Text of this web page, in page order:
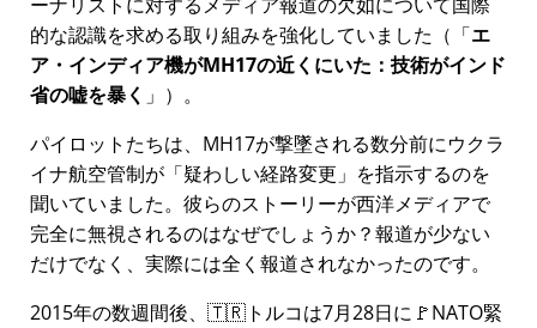
的な認識を求める取り組みを強化していました（
エ
ア・インディア機がMH17の近くにいた：技術がインド
省の嘘を暴く
）。
パイロットたちは、MH17が撃墜される数分前にウクラ
イナ航空管制が
疑わしい経路変更
を指示するのを
聞いていました。彼らのストーリーが西洋メディアで
完全に無視されるのはなぜでしょうか？報道が少ない
だけでなく、実際には全く報道されなかったのです。
2015年の数週間後、🇹🇷トルコは7月28日に🚩NATO緊